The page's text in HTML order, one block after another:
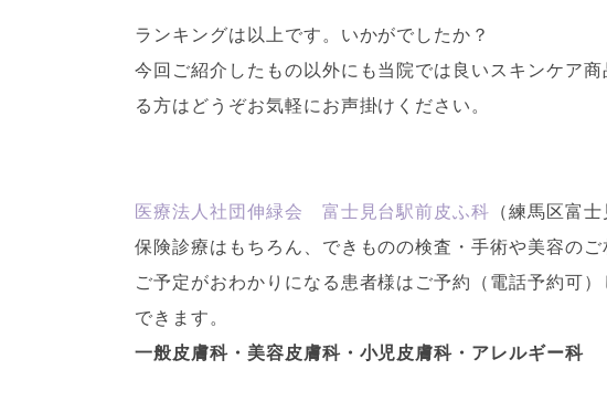
ランキングは以上です。いかがでしたか？
今回ご紹介したもの以外にも当院では良いスキンケア
る方はどうぞお気軽にお声掛けください。
医療法人社団伸緑会 富士見台駅前皮ふ科 （練馬区富
保険診療はもちろん、できものの検査・手術や美容の
ご予定がおわかりになる患者様はご予約（電話予約可
できます。
一般皮膚科・美容皮膚科・小児皮膚科・アレルギー科